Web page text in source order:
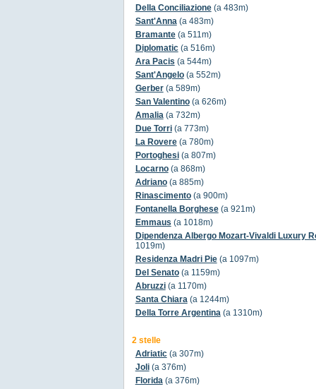
Della Conciliazione(a 483m)
Sant'Anna(a 483m)
Bramante(a 511m)
Diplomatic(a 516m)
Ara Pacis (a 544m)
Sant'Angelo(a 552m)
Gerber(a 589m)
San Valentino(a 626m)
Amalia(a 732m)
Due Torri(a 773m)
La Rovere(a 780m)
Portoghesi(a 807m)
Locarno(a 868m)
Adriano(a 885m)
Rinascimento(a 900m)
Fontanella Borghese(a 921m)
Emmaus (a 1018m)
Dipendenza Albergo Mozart-Vivaldi Luxury
1019m)
Residenza Madri Pie(a 1097m)
Del Senato(a 1159m)
Abruzzi(a 1170m)
Santa Chiara(a 1244m)
Della Torre Argentina(a 1310m)
2 stelle
Adriatic(a 307m)
Joli(a 376m)
Florida(a 376m)